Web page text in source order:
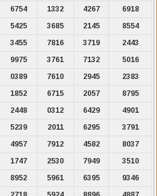
6754 1332 4267
6918
5425 3685 2145
8554
3455 7816 3719
2443
9975 3761 7132
5016
0389 7610 2945
2383
1852 6715 2057
8795
2448 0312 6429
4901
5239 2011 6295
3791
4957 7912 4582
8037
1747 2530 7949
3510
8952 5961 6395
9346